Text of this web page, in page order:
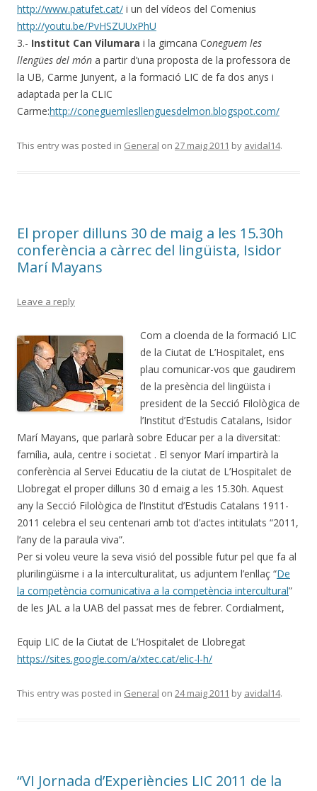
http://www.patufet.cat/ i un del vídeos del Comenius
http://youtu.be/PvHSZUUxPhU
3.- Institut Can Vilumara i la gimcana Coneguem les
llengües del món a partir d’una proposta de la professora de
la UB, Carme Junyent, a la formació LIC de fa dos anys i
adaptada per la CLIC
Carme:http://coneguemlesllenguesdelmon.blogspot.com/
This entry was posted in General on 27 maig 2011 by avidal14.
El proper dilluns 30 de maig a les 15.30h
conferència a càrrec del lingüista, Isidor
Marí Mayans
Leave a reply
Com a cloenda de la formació LIC
de la Ciutat de L’Hospitalet, ens
plau comunicar-vos que gaudirem
de la presència del lingüista i
president de la Secció Filològica de
l’Institut d’Estudis Catalans, Isidor
Marí Mayans, que parlarà sobre Educar per a la diversitat:
família, aula, centre i societat . El senyor Marí impartirà la
conferència al Servei Educatiu de la ciutat de L’Hospitalet de
Llobregat el proper dilluns 30 d emaig a les 15.30h. Aquest
any la Secció Filològica de l’Institut d’Estudis Catalans 1911-
2011 celebra el seu centenari amb tot d’actes intitulats “2011,
l’any de la paraula viva”.
Per si voleu veure la seva visió del possible futur pel que fa al
plurilingüisme i a la interculturalitat, us adjuntem l’enllaç “De
la competència comunicativa a la competència intercultural”
de les JAL a la UAB del passat mes de febrer. Cordialment,
Equip LIC de la Ciutat de L’Hospitalet de Llobregat
https://sites.google.com/a/xtec.cat/elic-l-h/
This entry was posted in General on 24 maig 2011 by avidal14.
“VI Jornada d’Experiències LIC 2011 de la